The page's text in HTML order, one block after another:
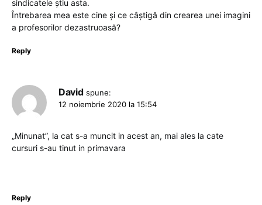
sindicatele știu asta.
Întrebarea mea este cine și ce câștigă din crearea unei imagini
a profesorilor dezastruoasă?
Reply
David spune:
12 noiembrie 2020 la 15:54
„Minunat”, la cat s-a muncit in acest an, mai ales la cate
cursuri s-au tinut in primavara
Reply